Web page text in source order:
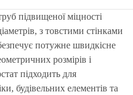
підвищеної міцності
з товстими стінками
потужне швидкісне
розмірів і
підходить для
будівельних елементів та